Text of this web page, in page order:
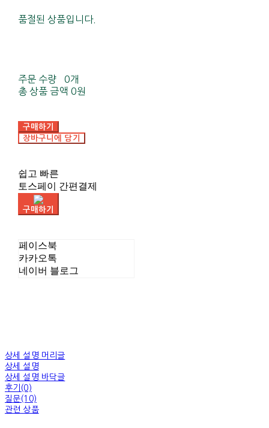
품절된 상품입니다.
주문 수량
0개
총 상품 금액 0원
구매하기
장바구니에 담기
쉽고 빠른
토스페이 간편결제
구매하기
페이스북
카카오톡
네이버 블로그
상세 설명 머리글
상세 설명
상세 설명 바닥글
후기(0)
질문(10)
관련 상품